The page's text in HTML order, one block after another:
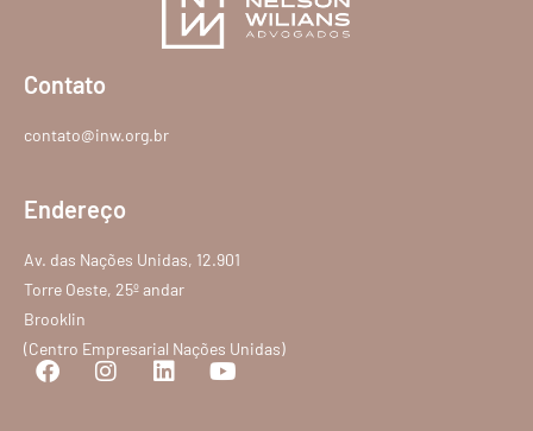
Contato
contato@inw.org.br
Endereço
Av. das Nações Unidas, 12.901
Torre Oeste, 25º andar
Brooklin
(Centro Empresarial Nações Unidas)